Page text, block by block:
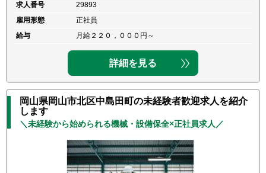
求人番号
29893
雇用形態
正社員
給与
月給２２０，０００円～
詳細を見る
岡山県岡山市北区中島田町の未経験者歓迎求人を紹介
します
＼未経験から始められる機械・設備保全×正社員求人／